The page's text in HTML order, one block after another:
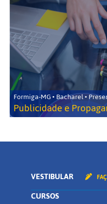
Formiga-MG • Bacharel •
Publicidade e
VESTIBULAR
CURSOS